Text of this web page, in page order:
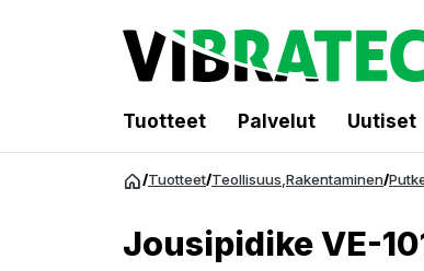
Tuotteet Palvelut Uutiset
/Tuotteet/Teollisuus,Rakentaminen/
Jousipidike VE-